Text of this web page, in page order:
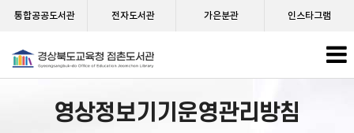
통합공공도서관 전자도서관 가은분관 인스타그램
영상정보기기운영관리방침